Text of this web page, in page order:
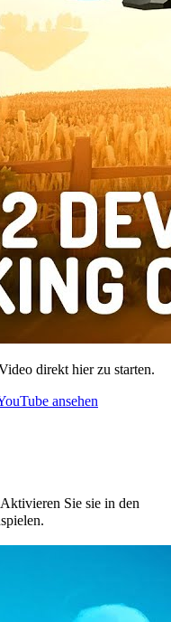
direkt hier zu starten.
ansehen
Sie sie in den